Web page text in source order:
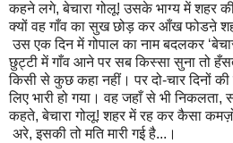
कहने लगे,बेचारा गोलू! उसके भाग्य में शहर
क्यों वह गाँव का सुख छोड़ कर आँख फोडऩे
उस एक दिन में गोपाल का नाम बदलकर ‘
छुट्टी में गाँव आने पर सब किस्सा सुना तो
किसी से कुछ कहा नहीं। पर दो-चार दिनों
लिए भारी हो गया। वह जहाँ से भी निकलता,
कहते,बेचारा गोलू! शहर में रह कर कैसा
अरे,इसकी तो मति मारी गई है...।